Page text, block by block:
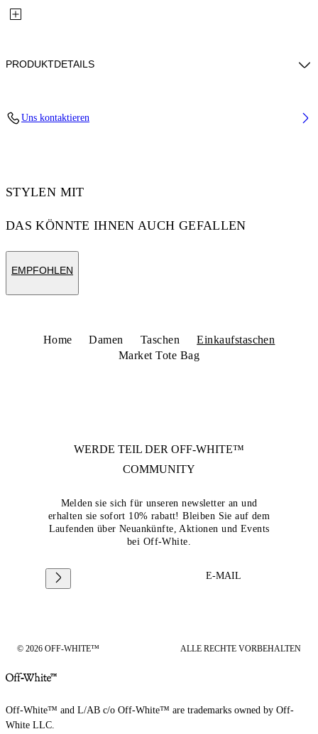
PRODUKTDETAILS
Uns kontaktieren
STYLEN MIT
DAS KÖNNTE IHNEN AUCH GEFALLEN
EMPFOHLEN
Home Damen Taschen
Einkaufstaschen
Market Tote Bag
WERDE TEIL DER OFF-WHITE™
COMMUNITY
Melden sie sich für unseren newsletter an und
erhalten sie sofort 10% rabatt! Bleiben Sie auf dem
Laufenden über Neuankünfte, Aktionen und Events
bei Off-White.
E-MAIL
© 2026 OFF-WHITE™ ALLE RECHTE VORBEHALTEN
Off-White™ and L/AB c/o Off-White™ are trademarks owned by Off-
White LLC.